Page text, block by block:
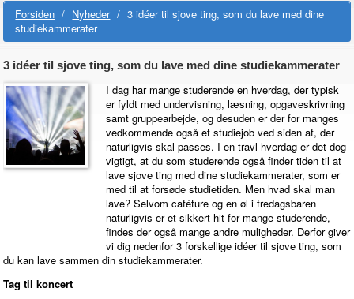
Forsiden / Nyheder / 3 idéer til sjove ting, som du lave med dine
studiekammerater
3 idéer til sjove ting, som du lave med dine studiekammerater
I dag har mange studerende en hverdag, der typisk
er fyldt med undervisning, læsning, opgaveskrivning
samt gruppearbejde, og desuden er der for manges
vedkommende også et studiejob ved siden af, der
naturligvis skal passes. I en travl hverdag er det dog
vigtigt, at du som studerende også finder tiden til at
lave sjove ting med dine studiekammerater, som er
med til at forsøde studietiden. Men hvad skal man
lave? Selvom caféture og en øl i fredagsbaren
naturligvis er et sikkert hit for mange studerende,
findes der også mange andre muligheder. Derfor giver
vi dig nedenfor 3 forskellige idéer til sjove ting, som
du kan lave sammen din studiekammerater.
Tag til koncert